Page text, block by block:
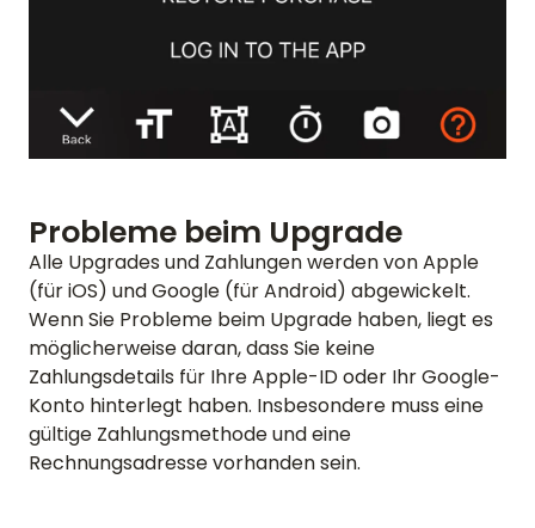
Probleme beim Upgrade
Alle Upgrades und Zahlungen werden von Apple
(für iOS) und Google (für Android) abgewickelt.
Wenn Sie Probleme beim Upgrade haben, liegt es
möglicherweise daran, dass Sie keine
Zahlungsdetails für Ihre Apple-ID oder Ihr Google-
Konto hinterlegt haben. Insbesondere muss eine
gültige Zahlungsmethode und eine
Rechnungsadresse vorhanden sein.